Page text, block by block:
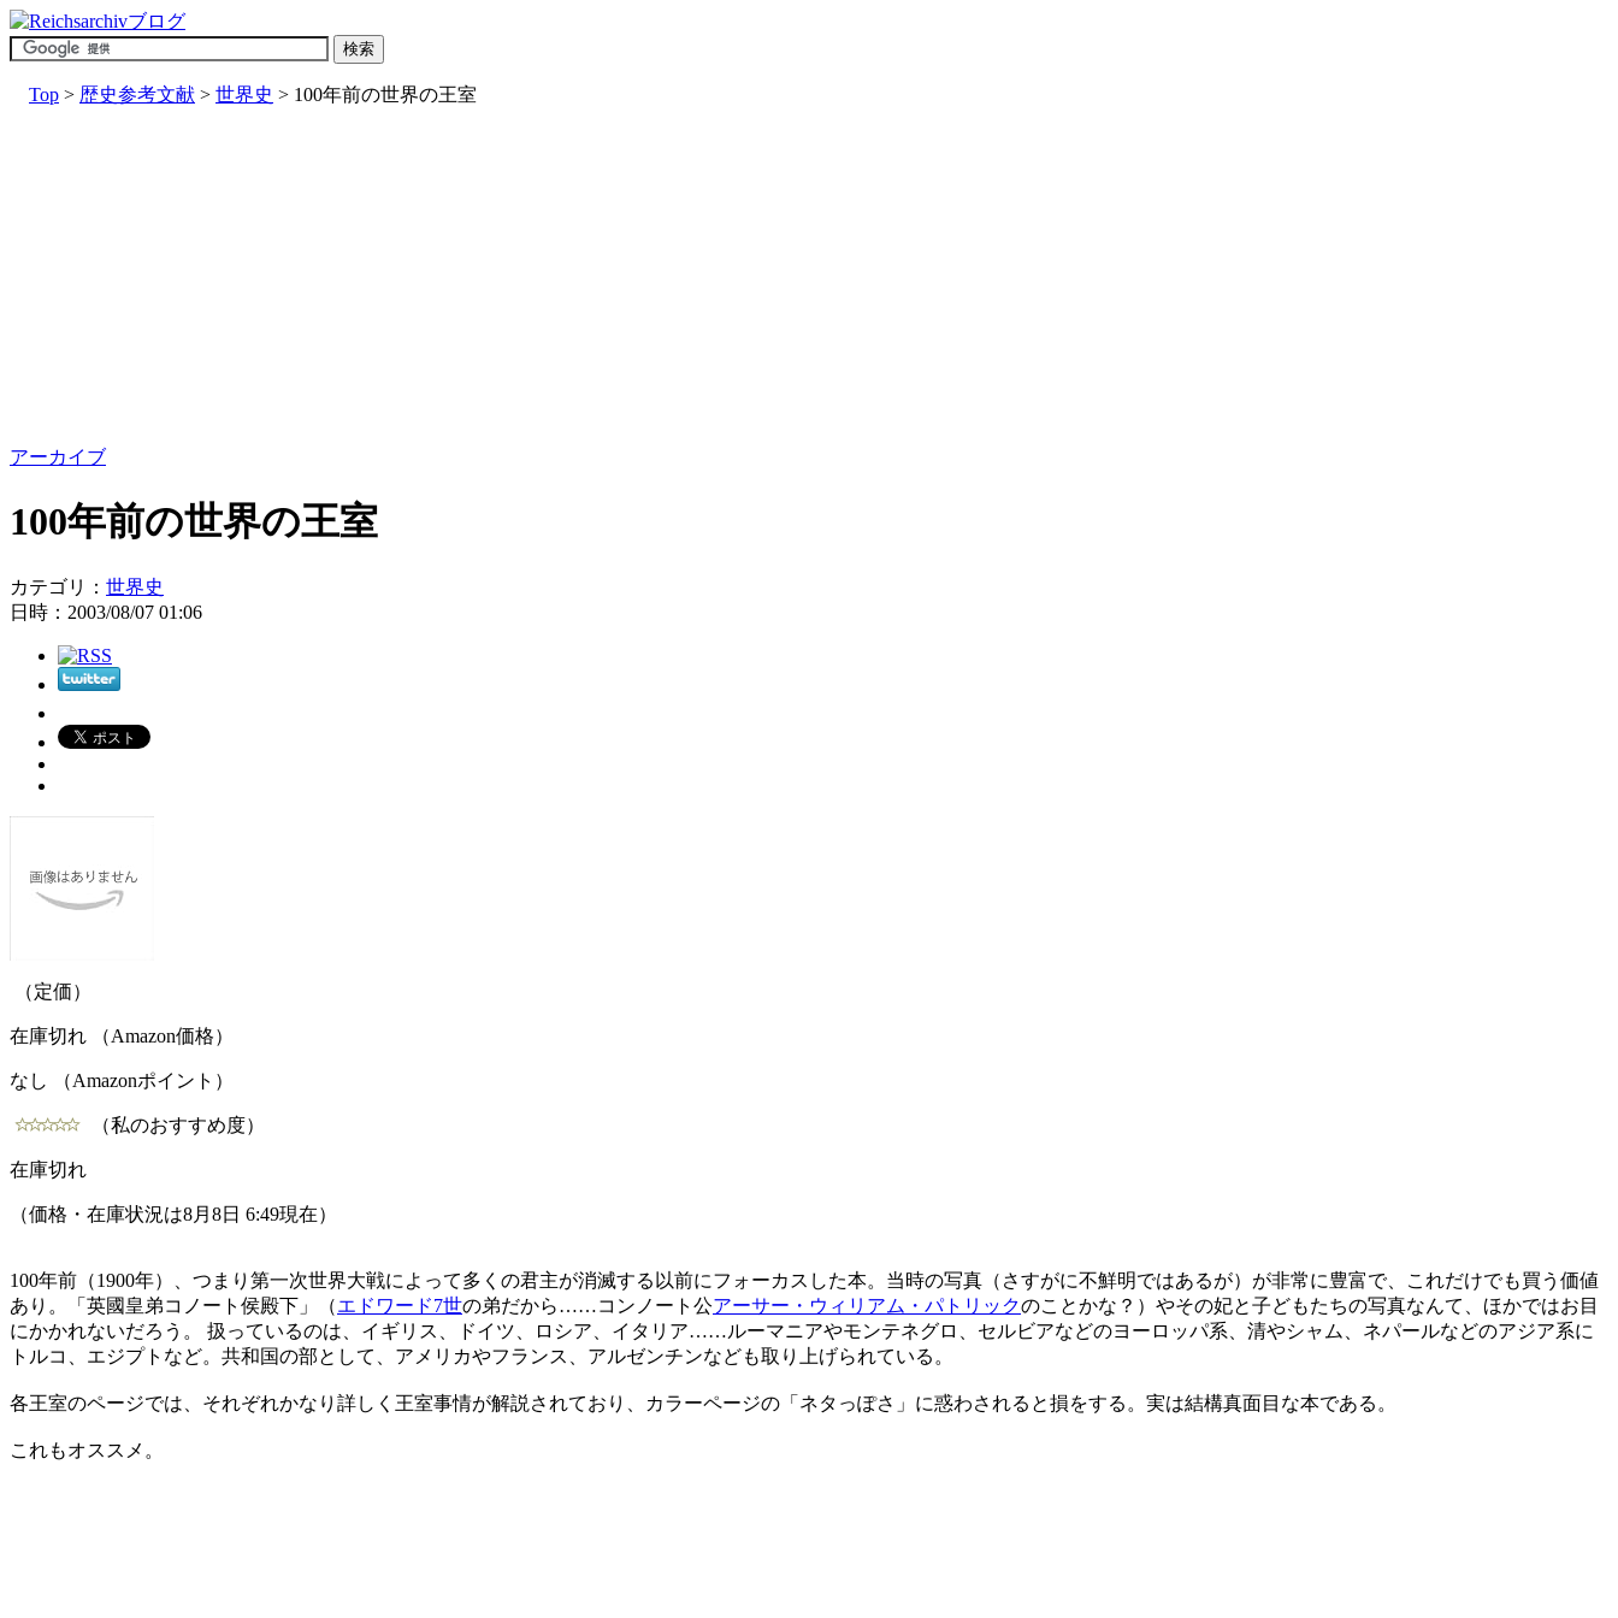
Top > 歴史参考文献 > 世界史 > 100年前の世界の王室
アーカイブ
100年前の世界の王室
カテゴリ： 世界史
日時：2003/08/07 01:06
（定価）
在庫切れ （Amazon価格）
なし （Amazonポイント）
（私のおすすめ度）
在庫切れ
（価格・在庫状況は8月8日 6:49現在）
100年前（1900年）、つまり第一次世界大戦によって多くの君主が消滅する以前にフォーカスした本。当時の写真（さすがに不鮮明ではあるが）が非常に豊富で、これだけでも買う価値
あり。「英國皇弟コノート侯殿下」（エドワード7世の弟だから……コンノート公アーサー・ウィリアム・パトリックのことかな？）やその妃と子どもたちの写真なんて、ほかではお目
にかかれないだろう。 扱っているのは、イギリス、ドイツ、ロシア、イタリア……ルーマニアやモンテネグロ、セルビアなどのヨーロッパ系、清やシャム、ネパールなどのアジア系に
トルコ、エジプトなど。共和国の部として、アメリカやフランス、アルゼンチンなども取り上げられている。
各王室のページでは、それぞれかなり詳しく王室事情が解説されており、カラーページの「ネタっぽさ」に惑わされると損をする。実は結構真面目な本である。
これもオススメ。